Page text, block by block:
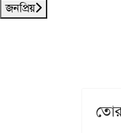
জনপ্রিয়